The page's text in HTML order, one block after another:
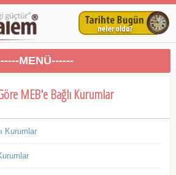
MENÜ------
MEB'e Bağlı Kurumlar
Kurumlar